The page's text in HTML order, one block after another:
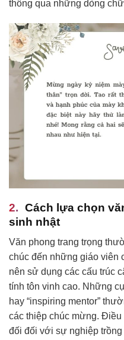
thông qua những dòng
Cách lựa chọn
sinh nhật
Văn phong trang trọng
chúc đến những giáo viên
nên sử dụng các cấu trúc
tính tôn vinh cao. Những
hay “inspiring mentor”
các thiệp chúc mừng.
đối đối với sự nghiệp